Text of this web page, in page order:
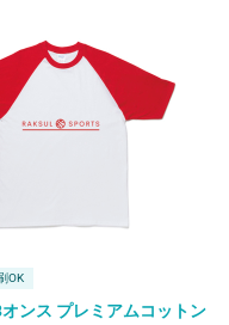
OK
ンス プレミアムコットン